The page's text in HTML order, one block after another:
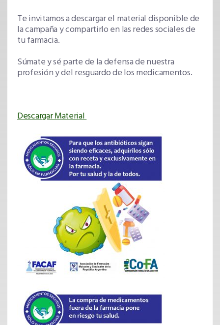
Te invitamos a descargar el material disponible de
la campaña y compartirlo en las redes sociales de
tu farmacia.
Súmate y sé parte de la defensa de nuestra
profesión y del resguardo de los medicamentos.
Descargar Material